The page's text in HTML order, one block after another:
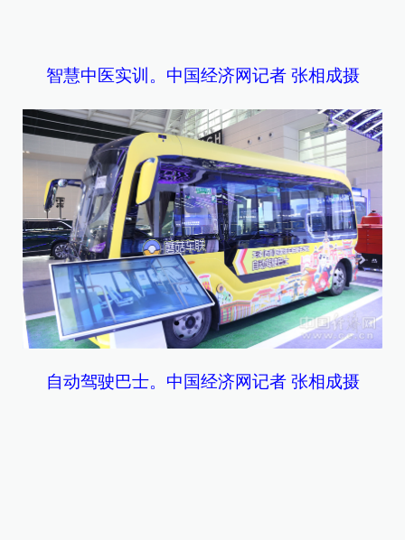
智慧中医实训。中国经济网记者 张相成摄
自动驾驶巴士。中国经济网记者 张相成摄